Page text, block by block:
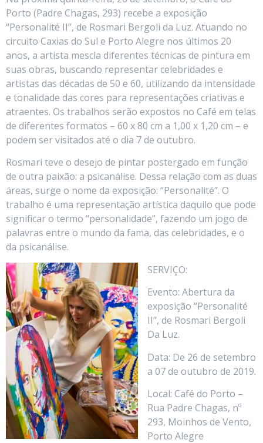
Porto (Padre Chagas, 293) recebe a exposição
“Personalité II”, de Rosmari Bergoli da Luz. Atuando no
circuito Caxias do Sul e Porto Alegre nos últimos 20
anos, a artista mescla diferentes técnicas de pintura em
suas obras, buscando representar celebridades e
artistas das décadas de 50 e 60, utilizando da intensidade
e tonalidade das cores para representações criativas e
atraentes. Os trabalhos serão expostos no Café em telas
de diferentes formatos – 60 x 80 cm a 1,00 x 1,20 cm – e
podem ser visitados até o dia 7 de outubro.
Rosmari teve o desejo de pintar postergado em função
de outra paixão: a psicanálise. Dessa relação com as duas
áreas, surge o nome da exposição: “Personalité”. O
trabalho é uma representação artística daquilo que pode
significar o termo “personalidade”, fazendo um jogo de
palavras entre o mundo da fama, das celebridades, e o
da psicanálise.
SERVIÇO:
Evento: Abertura da
exposição “Personalité
II”, de Rosmari Bergoli
Da Luz.
Data: De 26 de setembro
a 07 de outubro de 2019.
Local: Café do Porto –
Rua Padre Chagas, nº
293, Moinhos de Vento,
Porto Alegre